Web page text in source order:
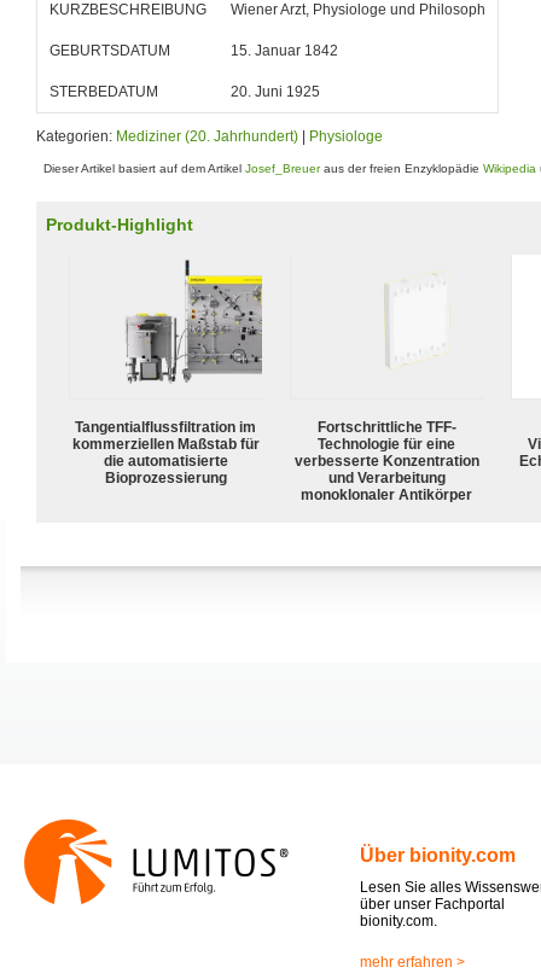
KURZBESCHREIBUNG Wiener Arzt, Physiologe und Philosoph
GEBURTSDATUM 15. Januar 1842
STERBEDATUM 20. Juni 1925
Kategorien: Mediziner (20. Jahrhundert) Physiologe
Dieser Artikel basiert auf dem Artikel Josef_Breueraus der freien Enzyklopädie Wikipedia
Produkt-Highlight
Tangentialflussfiltration im
kommerziellen Maßstab für
die automatisierte
Bioprozessierung
Fortschrittliche TFF-
Technologie für eine
verbesserte Konzentration
und Verarbeitung
monoklonaler Antikörper
Über bionity.com
Lesen Sie alles
über unser Fachportal
bionity.com.
mehr erfahren >